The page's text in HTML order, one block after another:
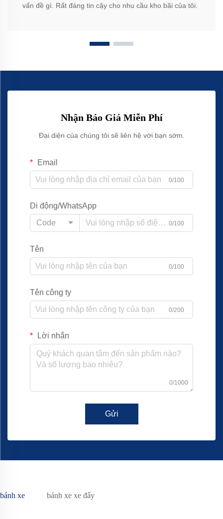
vấn đề gì. Rất đáng tin cậy cho nhu cầu kho bãi của tôi.
Nhận Báo Giá Miễn Phí
Đại diện của chúng tôi sẽ liên hệ với bạn sớm.
Email
0/100
Di động/WhatsApp
Code
0/100
Tên
0/100
Tên công ty
0/200
Lời nhắn
0/1000
Gửi
bánh xe bánh xe xe đẩy